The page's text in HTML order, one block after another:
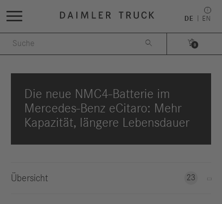
DE EN
 
0
Die neue NMC4-Batterie im
Mercedes-Benz eCitaro: Mehr
Kapazität, längere Lebensdauer
Übersicht 23